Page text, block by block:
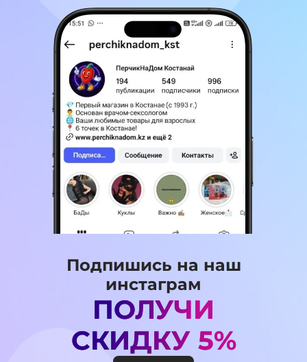
Подпишись на наш
инстаграм
ПОЛУЧИ
СКИДКУ 5%